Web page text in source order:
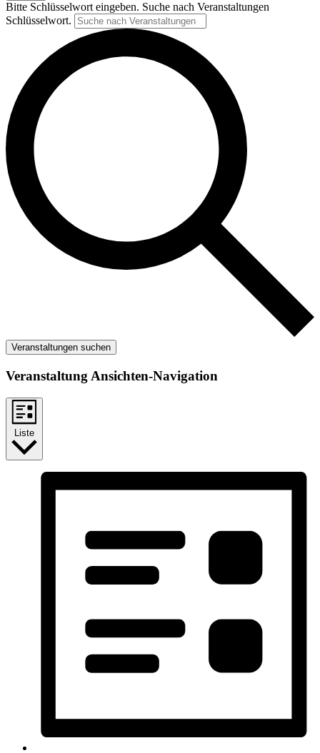
Bitte Schlüsselwort eingeben. Suche nach Veranstaltungen
Schlüsselwort.
Veranstaltungen suchen
Veranstaltung Ansichten-Navigation
Liste